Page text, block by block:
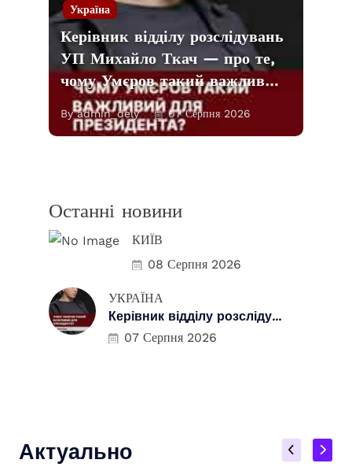
Україна
Керівник відділу розслідувань
УП Михайло Ткач — про те,
чому Умєров такий важлив…
By admin_dely 07 Серпня 2026
Останні новини
КИЇВ
08 Серпня 2026
УКРАЇНА
Керівник відділу розсліду...
07 Серпня 2026
Актуально